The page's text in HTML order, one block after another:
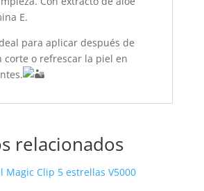
E.
para aplicar después de
o refrescar la piel en
relacionados